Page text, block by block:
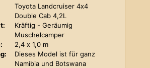
Toyota Landcruiser 4x4
Double Cab 4,2L
Kräftig - Geräumig
Muschelcamper
2,4 x 1,0 m
Dieses Model ist für ganz
Namibia und Botswana